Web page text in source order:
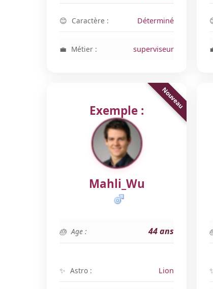
Caractère : Déterminé
Métier : superviseur
Exemple :
Mahli_Wu
Age : 44 ans
Astro : Lion